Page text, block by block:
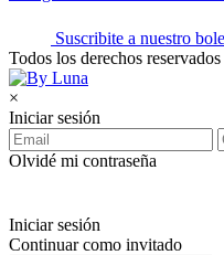
Suscribite a nuestro
Todos los derechos
×
Iniciar sesión
Olvidé mi contraseña
Iniciar sesión
Continuar como invitado